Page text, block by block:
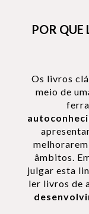
POR QUE
Os livros
meio de
âmbitos.
julgar esta
ler livros de